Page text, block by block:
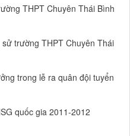
THPT Chuyên Thái Bình
trường THPT Chuyên Thái
trong lễ ra quân đội tuyển
quốc gia 2011-2012